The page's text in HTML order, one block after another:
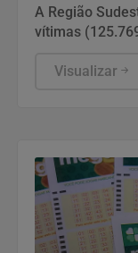
A Região
vítimas
Visualizar